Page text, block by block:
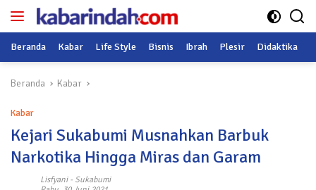
Langsung
Beranda Kabar Life Style Bisnis Ibrah Plesir Didaktika
Beranda Kabar
Kabar
Kejari Sukabumi Musnahkan Barbuk
Narkotika Hingga Miras dan Garam
Lisfyani- Sukabumi